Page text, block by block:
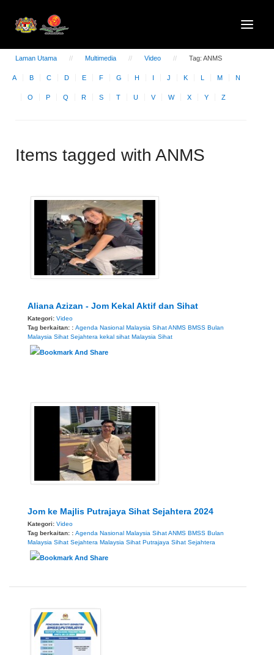
Laman Utama Multimedia Video Tag: ANMS
A B C D E F G H I J K L M N
O P Q R S T U V W X Y Z
Items tagged with ANMS
Aliana Azizan - Jom Kekal Aktif dan Sihat
Kategori: Video
Tag berkaitan: : Agenda Nasional Malaysia SihatANMS BMSS Bulan
Malaysia Sihat Sejahtera kekal sihat Malaysia Sihat
Jom ke Majlis Putrajaya Sihat Sejahtera 2024
Kategori: Video
Tag berkaitan: : Agenda Nasional Malaysia SihatANMS BMSS Bulan
Malaysia Sihat Sejahtera Malaysia Sihat Putrajaya Sihat Sejahtera